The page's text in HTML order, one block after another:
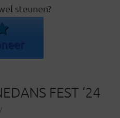
steunen?
FEST ‘24